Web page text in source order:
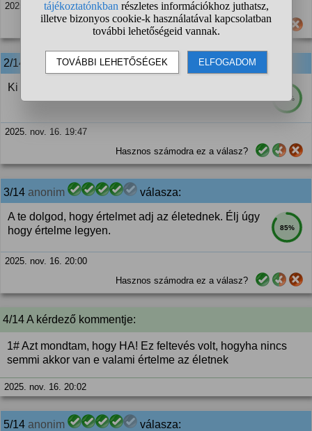
2025. nov. 16. 19:46
Hasznos számodra ez a válasz?
2/14 anonimválasza:
90%
Ki mondta, hogy van értelme?
2025. nov. 16. 19:47
Hasznos számodra ez a válasz?
3/14 anonim válasza:
85%
A te dolgod, hogy értelmet adj az életednek. Élj úgy
hogy értelme legyen.
2025. nov. 16. 20:00
Hasznos számodra ez a válasz?
4/14 A kérdező kommentje:
1# Azt mondtam, hogy HA! Ez feltevés volt, hogyha nincs
semmi akkor van e valami értelme az életnek
2025. nov. 16. 20:02
5/14 anonim válasza: